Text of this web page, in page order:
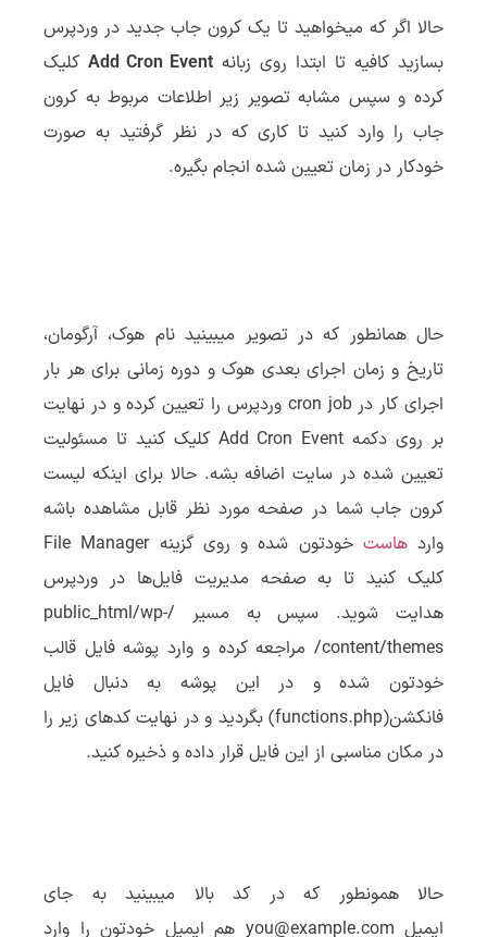
حالا اگر که میخواهید تا یک کرون جاب جدید در وردپرس
بسازید کافیه تا ابتدا روی زبانه Add Cron Event کلیک
کرده و سپس مشابه تصویر زیر اطلاعات مربوط به کرون
جاب را وارد کنید تا کاری که در نظر گرفتید به صورت
خودکار در زمان تعیین شده انجام بگیره.
حال همانطور که در تصویر میبینید نام هوک، آرگومان،
تاریخ و زمان اجرای بعدی هوک و دوره زمانی برای هر بار
اجرای کار در cron job وردپرس را تعیین کرده و در نهایت
بر روی دکمه Add Cron Event کلیک کنید تا مسئولیت
تعیین شده در سایت اضافه بشه. حالا برای اینکه لیست
کرون جاب شما در صفحه مورد نظر قابل مشاهده باشه
واردهاست
خودتون شده و روی گزینه File Manager
کلیک کنید تا به صفحه مدیریت فایل‌ها در وردپرس
هدایت شوید. سپس به مسیر /public_html/wp-
content/themes/ مراجعه کرده و وارد پوشه فایل قالب
خودتون شده و در این پوشه به دنبال فایل
فانکشن(functions.php) بگردید و در نهایت کدهای زیر را
در مکان مناسبی از این فایل قرار داده و ذخیره کنید.
حالا همونطور که در کد بالا میبینید به جای
ایمیل you@example.com هم ایمیل خودتون را وارد